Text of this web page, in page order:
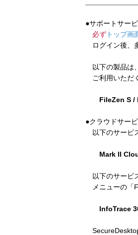
●サポートサー
必ず トップ画
ログイン後、
以下の製品は、
ご利用いただ
FileZen S /
●クラウドサー
以下のサービ
Mark II
以下のサービ
メニューの「
InfoTrace